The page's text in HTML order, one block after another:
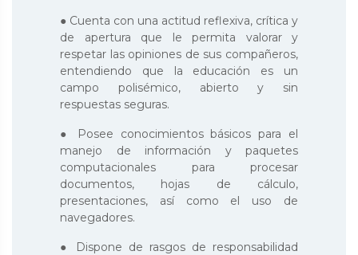
● Cuenta con una actitud reflexiva, crítica y
de apertura que le permita valorar y
respetar las opiniones de sus compañeros,
entendiendo que la educación es un
campo polisémico, abierto y sin
respuestas seguras.
● Posee conocimientos básicos para el
manejo de información y paquetes
computacionales para procesar
documentos, hojas de cálculo,
presentaciones, así como el uso de
navegadores.
● Dispone de rasgos de responsabilidad